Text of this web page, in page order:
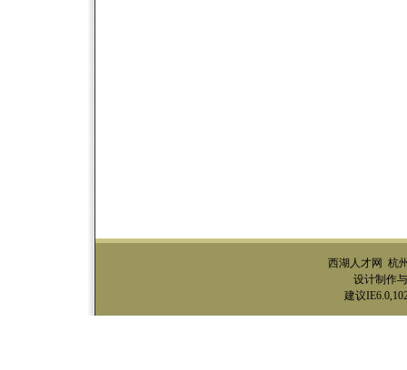
西湖人才网 杭
设计制作
建议